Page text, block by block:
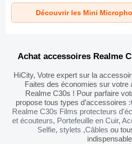
Parleur K06 pour
Realme C30s Noir
Parleur K05
Realme C30s
Découvrir les Mini
Achat accessoires Realme
HiCity, Votre expert sur la
Faites des économies sur votre
Realme C30s ! Pour parfaire
propose tous types d’accessoires :
Realme C30s Films protecteurs
et écouteurs, Portefeuille en Cuir,
Selfie, stylets ,Câbles ou